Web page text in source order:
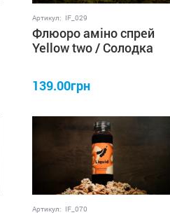
Артикул: IF_029
Флюоро аміно спрей
Yellow two / Солодка
FISH
139.00грн
Артикул: IF_070